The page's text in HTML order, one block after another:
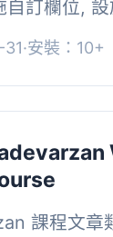
自訂欄位,
·安裝：10+
課程文章